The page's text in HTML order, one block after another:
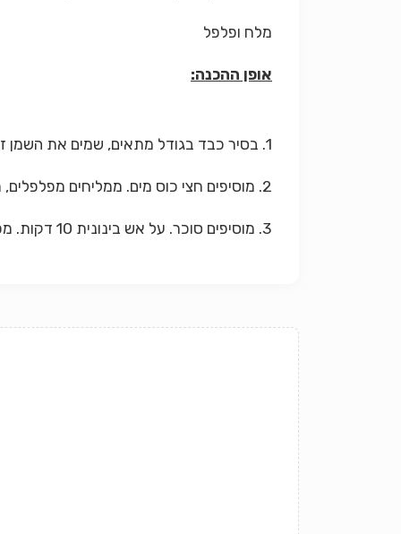
מלח ופלפל
אופן ההכנה:
1. בסיר כבד בגודל מתאים, שמים את השמן זית ומטגנים שום ופטרוזיליה עד שהשום מחליף צבע.
2. מוסיפים חצי כוס מים. ממליחים מפלפלים, מוסיפים את האפונים.
3. מוסיפים סוכר. על אש בינונית 10 דקות. מפעם לפעם מערבבים.